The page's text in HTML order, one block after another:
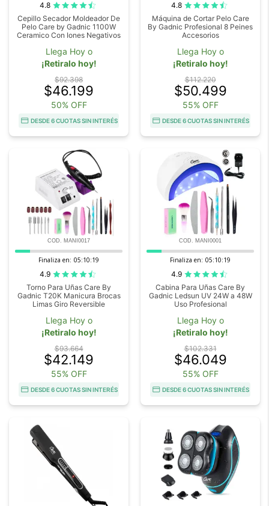
4.8
Cepillo Secador Moldeador De
Pelo Care by Gadnic 1100W
Ceramico Con Iones Negativos
Llega Hoy o
¡Retiralo hoy!
$92.398
$46.199
50% OFF
DESDE 6 CUOTAS SIN INTERÉS
4.8
Máquina de Cortar Pelo Care
By Gadnic Profesional 8 Peines
Accesorios
Llega Hoy o
¡Retiralo hoy!
$112.220
$50.499
55% OFF
DESDE 6 CUOTAS SIN INTERÉS
COD. MANI0017
Finaliza en: 05:10:18
4.9
Torno Para Uñas Care By
Gadnic T20K Manicura Brocas
Limas Giro Reversible
Llega Hoy o
¡Retiralo hoy!
$93.664
$42.149
55% OFF
DESDE 6 CUOTAS SIN INTERÉS
COD. MANI0001
Finaliza en: 05:10:18
4.9
Cabina Para Uñas Care By
Gadnic Ledsun UV 24W a 48W
Uso Profesional
Llega Hoy o
¡Retiralo hoy!
$102.331
$46.049
55% OFF
DESDE 6 CUOTAS SIN INTERÉS